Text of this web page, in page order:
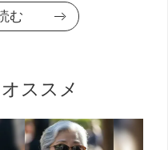
む
ススメ